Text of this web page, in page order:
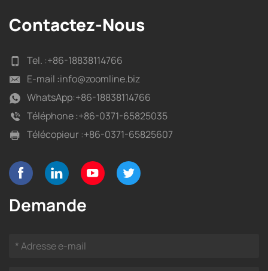
Contactez-Nous
Tel. :+86-18838114766
E-mail :info@zoomline.biz
WhatsApp:+86-18838114766
Téléphone :+86-0371-65825035
Télécopieur :+86-0371-65825607
Demande